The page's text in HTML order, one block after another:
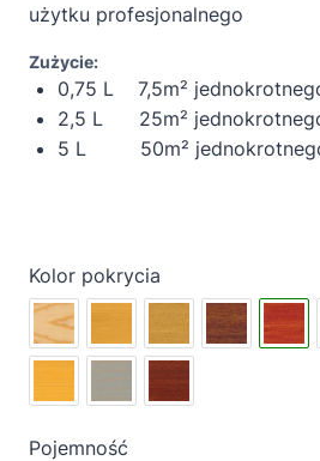
użytku profesjonalnego
Zużycie:
0,75 L 7,5m²
2,5 L 25m²
5 L 50m² jednokrotnego
Kolor pokrycia
Pojemność